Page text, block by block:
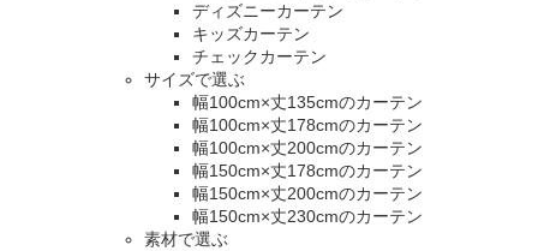
ディズニーカーテン
キッズカーテン
チェックカーテン
サイズで選ぶ
幅100cm×丈135cmのカーテン
幅100cm×丈178cmのカーテン
幅100cm×丈200cmのカーテン
幅150cm×丈178cmのカーテン
幅150cm×丈200cmのカーテン
幅150cm×丈230cmのカーテン
素材で選ぶ